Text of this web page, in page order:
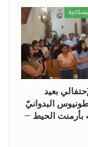
بعيد
البدوانيّ
بأرمنت الحيط –